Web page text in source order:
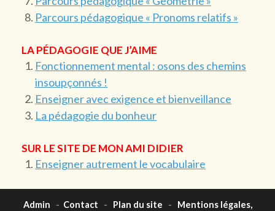
Parcours pédagogique « Pronoms relatifs »
LA PÉDAGOGIE QUE J’AIME
Fonctionnement mental : osons des chemins
insoupçonnés !
Enseigner avec exigence et bienveillance
La pédagogie du bonheur
SUR LE SITE DE MON AMI DIDIER
Enseigner autrement le vocabulaire
Admin - Contact - Plan du site - Mentions légales,